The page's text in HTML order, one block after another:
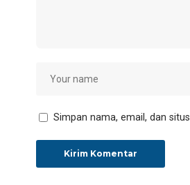
Simpan nama, email, dan